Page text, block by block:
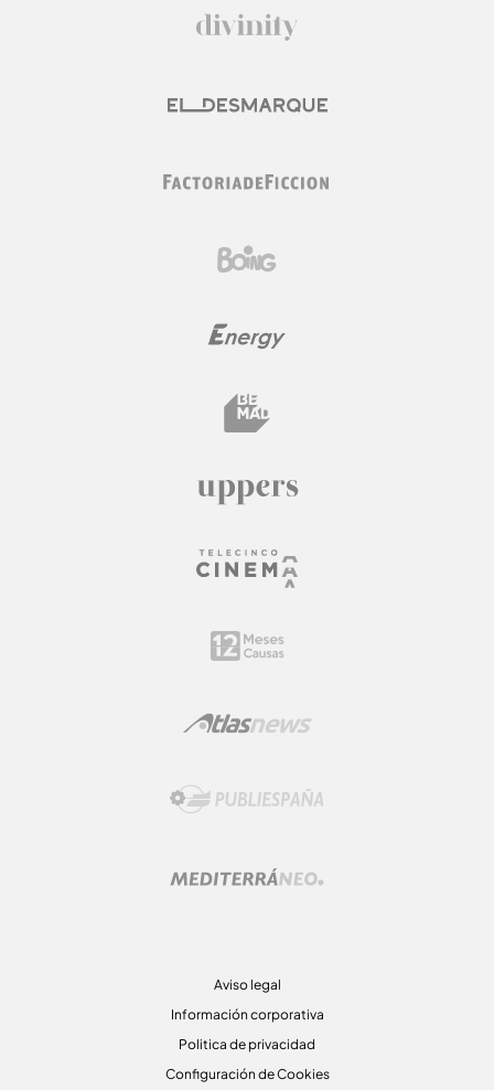
Aviso legal
Información corporativa
Politica de privacidad
Configuración de Cookies